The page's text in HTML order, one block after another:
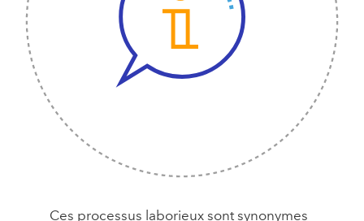
Ces processus laborieux sont synonymes